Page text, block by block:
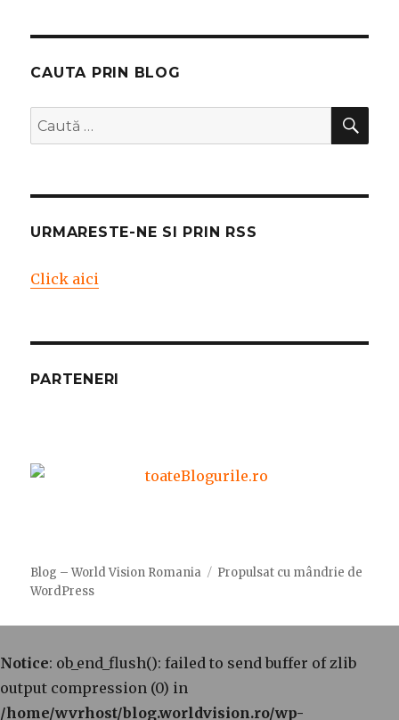
CAUTA PRIN BLOG
Caută
după:
URMARESTE-NE SI PRIN RSS
Click aici
PARTENERI
Blog – World Vision Romania
Propulsat cu mândrie de
WordPress
Notice: ob_end_flush(): failed to send buffer of zlib
output compression (0) in
/home/wvrhost/blog.worldvision.ro/wp-